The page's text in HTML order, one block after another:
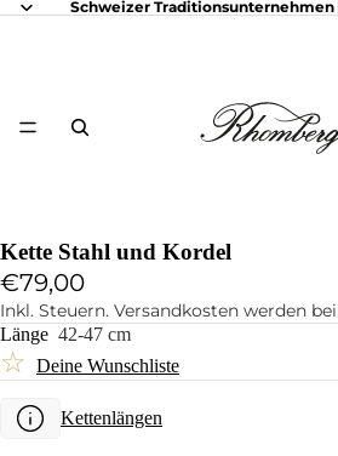
Schweizer
Kette Stahl und Kordel
€79,00
Inkl. Steuern. Versandkosten werden
Länge 42-47 cm
☆ Deine Wunschliste
Kettenlängen